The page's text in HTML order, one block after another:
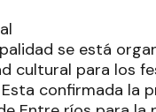
se está
cultural para los
confirmada la